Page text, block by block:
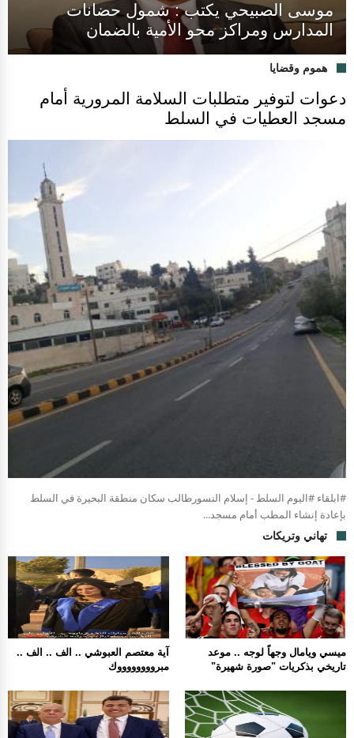
موسى الصبيحي يكتب : شمول حضانات
المدارس ومراكز محو الأمية بالضمان
هموم وقضايا
دعوات لتوفير متطلبات السلامة المرورية أمام
مسجد العطيات في السلط
#ابلقاء #اليوم السلط - إسلام النسورطالب سكان منطقة البحيرة في السلط
بإعادة إنشاء المطب أمام مسجد...
تهاني وتريكات
آية معتصم العبوشي .. الف .. الف ..
مبرووووووووك
ميسي ويامال وجهاً لوجه .. موعد
تاريخي بذكريات "صورة شهيرة"